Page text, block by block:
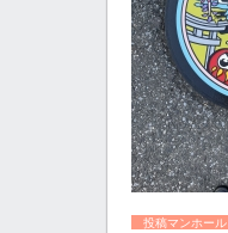
投稿マンホール